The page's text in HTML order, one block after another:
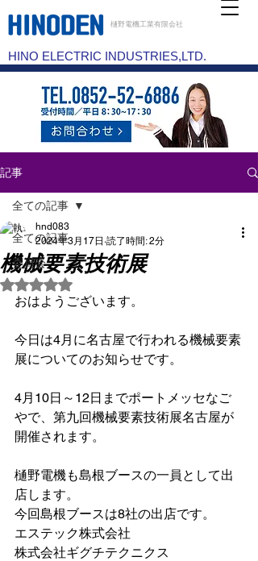
樋野電機工業有限会社
HINO ELECTRIC INDUSTRIES,LTD.
記事
全ての記事
委員会
全ての記事
機械要素技術展
hnd083
2024年3月17日 読了時間: 2分
5つ星のうちNaNと評価されています。
おはようございます。
今日は4月に名古屋で行われる機械要素
展についてのお知らせです。
4月10日～12日までポートメッセなご
やで、第九回機械要素技術展名古屋が
開催されます。
樋野電機も島根ブースの一員として出
店します。
今回島根ブースは8社の出店です。
エステック株式会社
株式会社ギグチテクニクス